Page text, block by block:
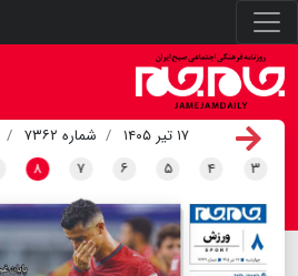
۱۷ تیر ۱۴۰۵ شماره ۷۳۶۲
۳ ۴ ۵ ۶ ۷ ۸